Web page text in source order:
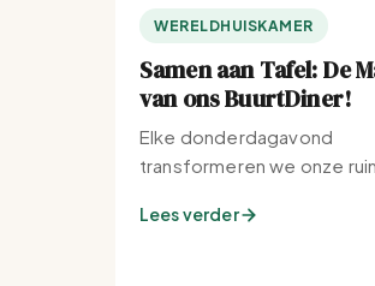
WERELDHUISKAMER
Samen aan Tafel: De
van ons BuurtDiner!
Elke donderdagavond
transformeren we onze
buurt.
Lees verder